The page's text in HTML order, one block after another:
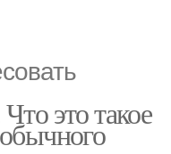
это такое